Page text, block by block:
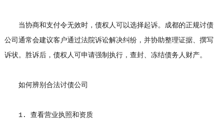
当协商和支付令无效时，债权人可以选择起诉。成都的正规讨债
公司通常会建议客户通过法院诉讼解决纠纷，并协助整理证据、撰写
诉状。胜诉后，债权人可申请强制执行，查封、冻结债务人财产。
如何辨别合法讨债公司
1. 查看营业执照和资质